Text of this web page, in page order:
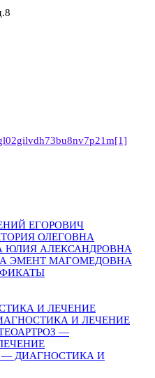
ЕГОРОВИЧ
ОЛЕГОВНА
ЮЛИЯ АЛЕКСАНДРОВНА
ЭМЕНТ МАГОМЕДОВНА
И ЛЕЧЕНИЕ
И ЛЕЧЕНИЕ
—
— ДИАГНОСТИКА И